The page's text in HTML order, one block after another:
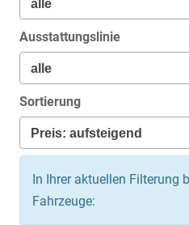
Ausstattungslinie
Sortierung
In Ihrer aktuellen Filterung
Fahrzeuge: